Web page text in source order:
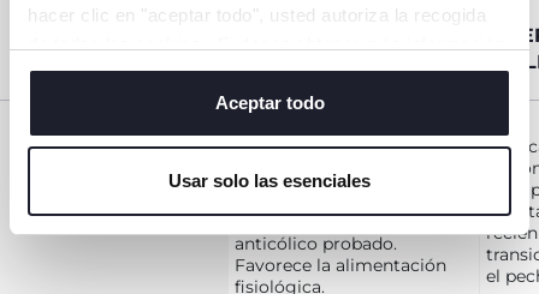
hacer clic en "aceptar todo", usted autoriza la recogida
o cambiar o revocar el consentimiento de todas o
algunas cookies, haga clic en "mostrar detalles". Al
cerrar este banner, usted consiente en utilizar
servicio solicitado.
Aceptar todo
Usar solo las esenciales
Puntos Fuertes
Biberón anticólicos
forma inmediata y continua
succión del bebé. Efecto
anticólico probado.
Favorece la alimentación
fisiológica.
de
ideal
el